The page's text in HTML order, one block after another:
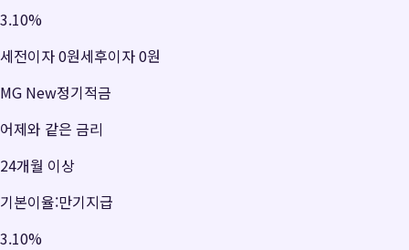
3.10%
세전이자0원세후이자0원
MG New정기적금
어제와 같은 금리
24개월 이상
기본이율:만기지급
3.10%